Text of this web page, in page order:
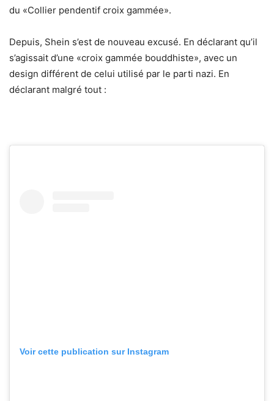
du «Collier pendentif croix gammée».
Depuis, Shein s’est de nouveau excusé. En déclarant qu’il
s’agissait d’une «croix gammée bouddhiste», avec un
design différent de celui utilisé par le parti nazi. En
déclarant malgré tout :
Voir cette publication sur Instagram